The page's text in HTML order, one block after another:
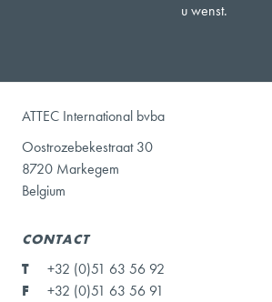
u wenst.
ATTEC International bvba
Oostrozebekestraat 30
8720 Markegem
Belgium
CONTACT
T
+32 (0)51 63 56 92
F
+32 (0)51 63 56 91